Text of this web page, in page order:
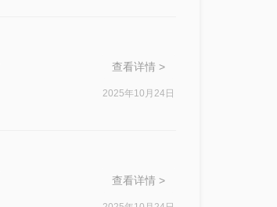
查看详情 >
2025年10月24日
查看详情 >